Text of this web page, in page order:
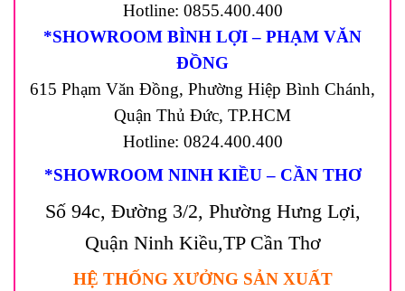
Hotline: 0855.400.400
*SHOWROOM BÌNH LỢI – PHẠM VĂN
ĐỒNG
615 Phạm Văn Đồng, Phường Hiệp Bình Chánh,
Quận Thủ Đức, TP.HCM
Hotline: 0824.400.400
*SHOWROOM NINH KIỀU – CẦN THƠ
Số 94c, Đường 3/2, Phường Hưng Lợi,
Quận Ninh Kiều,TP Cần Thơ
HỆ THỐNG XƯỞNG SẢN XUẤT